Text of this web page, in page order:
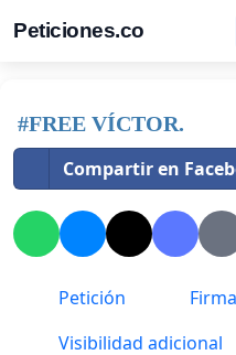
Peticiones.co
#FREE VÍCTOR.
Compartir en
Petición
Visibilidad adicional